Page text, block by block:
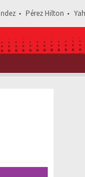
Pérez Hilton
esta noticia